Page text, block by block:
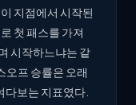
지점에서 시작된
첫 패스를 가져
시작하느냐는 같
오프 승률은 오래
다보는 지표였다.